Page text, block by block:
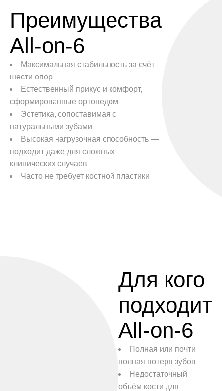
Преимущества
All-on-6
Максимальная стабильность за счёт
шести опор
Естественный прикус и комфорт,
сформированные ортопедом
Эстетика, сопоставимая с
натуральными зубами
Высокая нагрузочная способность —
подходит даже для сложных
клинических случаев
Часто не требует костной пластики
Для кого
подходит
All-on-6
Полная или почти
полная потеря зубов
Недостаточный
объём кости для